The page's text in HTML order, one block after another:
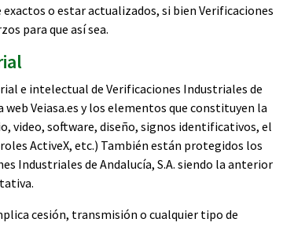
o estar actualizados, si bien Verificaciones
para que así sea.
e intelectual de Verificaciones Industriales de
web Veiasa.es y los elementos que constituyen la
video, software, diseño, signos identificativos, el
ActiveX, etc.) También están protegidos los
Industriales de Andalucía, S.A. siendo la anterior
cesión, transmisión o cualquier tipo de